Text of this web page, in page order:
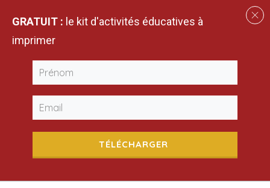
GRATUIT : le kit d'activités éducatives à
imprimer
TÉLÉCHARGER